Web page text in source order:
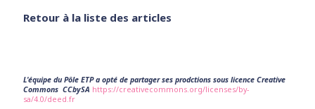
Retour à la liste des articles
L'équipe du Pôle ETP a opté de partager ses prodctions sous licence Creative
Commons CCbySA https://creativecommons.org/licenses/by-
sa/4.0/deed.fr